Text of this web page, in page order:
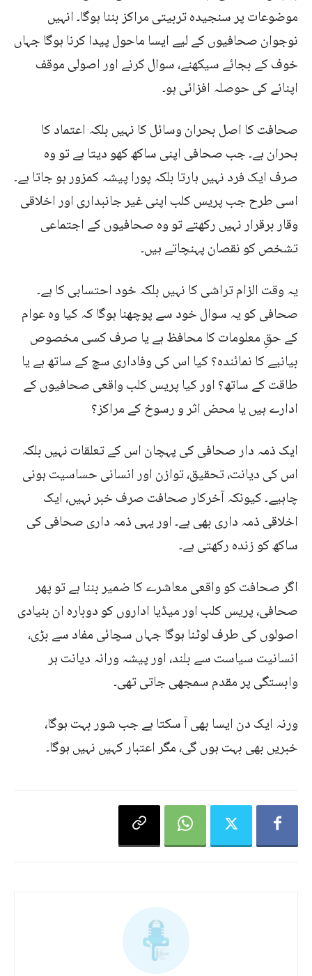
موضوعات پر سنجیدہ تربیتی مراکز بننا ہوگا۔ انہیں
نوجوان صحافیوں کے لیے ایسا ماحول پیدا کرنا ہوگا جہاں
خوف کے بجائے سیکھنے، سوال کرنے اور اصولی موقف
اپنانے کی حوصلہ افزائی ہو۔
صحافت کا اصل بحران وسائل کا نہیں بلکہ اعتماد کا
بحران ہے۔ جب صحافی اپنی ساکھ کھو دیتا ہے تو وہ
صرف ایک فرد نہیں ہارتا بلکہ پورا پیشہ کمزور ہو جاتا ہے۔
اسی طرح جب پریس کلب اپنی غیر جانبداری اور اخلاقی
وقار برقرار نہیں رکھتے تو وہ صحافیوں کے اجتماعی
تشخص کو نقصان پہنچاتے ہیں۔
یہ وقت الزام تراشی کا نہیں بلکہ خود احتسابی کا ہے۔
صحافی کو یہ سوال خود سے پوچھنا ہوگا کہ کیا وہ عوام
کے حقِ معلومات کا محافظ ہے یا صرف کسی مخصوص
بیانیے کا نمائندہ؟ کیا اس کی وفاداری سچ کے ساتھ ہے یا
طاقت کے ساتھ؟ اور کیا پریس کلب واقعی صحافیوں کے
ادارے ہیں یا محض اثر و رسوخ کے مراکز؟
ایک ذمہ دار صحافی کی پہچان اس کے تعلقات نہیں بلکہ
اس کی دیانت، تحقیق، توازن اور انسانی حساسیت ہونی
چاہیے۔ کیونکہ آخرکار صحافت صرف خبر نہیں، ایک
اخلاقی ذمہ داری بھی ہے۔ اور یہی ذمہ داری صحافی کی
ساکھ کو زندہ رکھتی ہے۔
اگر صحافت کو واقعی معاشرے کا ضمیر بننا ہے تو پھر
صحافی، پریس کلب اور میڈیا اداروں کو دوبارہ ان بنیادی
اصولوں کی طرف لوٹنا ہوگا جہاں سچائی مفاد سے بڑی،
انسانیت سیاست سے بلند، اور پیشہ ورانہ دیانت ہر
وابستگی پر مقدم سمجھی جاتی تھی۔
ورنہ ایک دن ایسا بھی آ سکتا ہے جب شور بہت ہوگا،
خبریں بھی بہت ہوں گی، مگر اعتبار کہیں نہیں ہوگا۔